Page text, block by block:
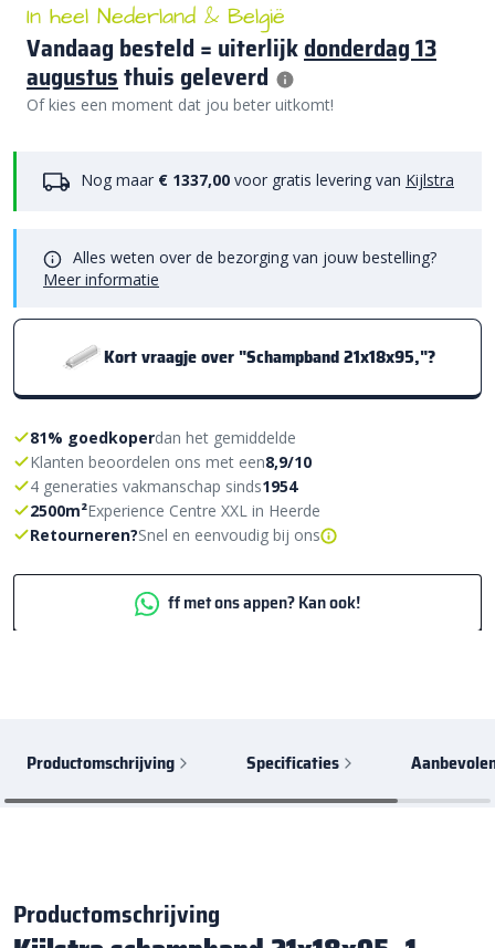
In heel Nederland & België
Vandaag besteld = uiterlijkdonderdag 13
augustusthuis geleverd
Of kies een moment dat jou beter uitkomt!
Nog maar € 1337,00 voor gratis levering van Kijlstra
Alles weten over de bezorging van jouw bestelling?
Meer informatie
Kort vraagje over "Schampband 21x18x95,"?
81% goedkoperdan het gemiddelde
Klanten beoordelen ons met een8,9/10
4 generaties vakmanschap sinds1954
2500m²Experience Centre XXL in Heerde
Retourneren?Snel en eenvoudig bij ons
ff met ons appen? Kan ook!
Productomschrijving Specificaties
Productomschrijving